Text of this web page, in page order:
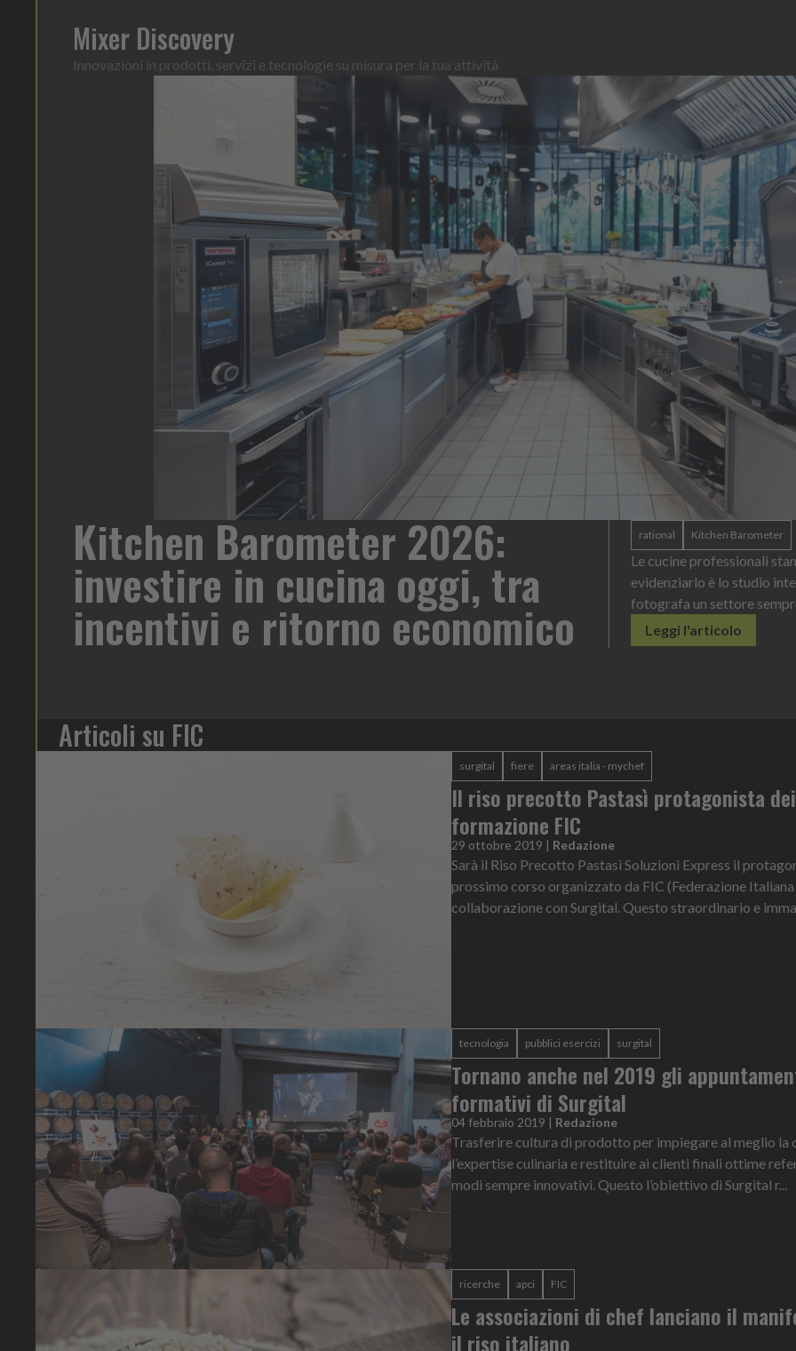
Mixer Discovery
Innovazioni in prodotti, servizi e tecnologie su misura per la tua attività
A
Rational, che
Heinz Mayonnaise: un formato
per ogni contesto di servizio
Heinz Mayonnaise
La novità di
contenuto e
Leggi l'articolo
Articoli su FIC
surgital fiere areas italia - mychef
Il riso precotto Pastasì protagonista
formazione FIC
29 ottobre 2019 | Redazione
Sarà il Riso Precotto Pastasì Soluzioni Express il
prossimo corso organizzato da FIC (Federazione
collaborazione con Surgital. Questo straordinario e
tecnologia pubblici esercizi surgital
Tornano anche nel 2019 gli
formativi di Surgital
04 febbraio 2019 | Redazione
Trasferire cultura di prodotto per impiegare al meglio la
l’expertise culinaria e restituire ai clienti finali ottime
modi sempre innovativi. Questo l’obiettivo di Surgital r...
ricerche apci FIC
Le associazioni di chef lanciano il
il riso italiano